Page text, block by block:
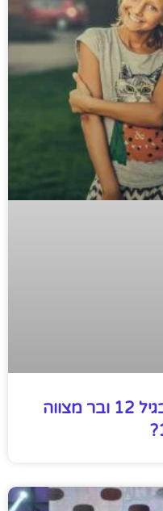
למה חוגגים בת מצווה בגיל 12 ובר מצווה